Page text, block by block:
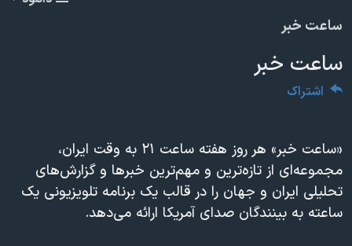
اقتصادی
علم و فناوری
گالری عکس
آرشیو پخش زنده
حمله جمهوری اسلامی به اسرائیل
رمز مهسا
اعتراضات زن، زندگی، آزادی
مجموعه مستندهای دادخواهی
تریبونال مردمی آبان ۹۸
ساعت خبر
ساعت خبر
اشتراک
«ساعت خبر» هر روز هفته ساعت ۲۱ به وقت ایران،
مجموعه‌ای از تازه‌ترين و مهم‌ترین خبرها و گزارش‌هاى
تحلیلی ایران و جهان را در قالب یک برنامه تلویزیونی یک
ساعته به بینندگان صدای آمریکا ارائه می‌دهد.